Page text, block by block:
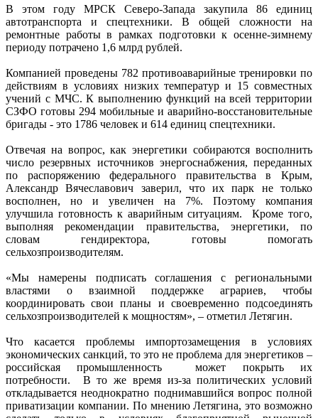
В этом году МРСК Северо-Запада закупила 86 единиц
автотранспорта и спецтехники. В общей сложности на
ремонтные работы в рамках подготовки к осенне-зимнему
периоду потрачено 1,6 млрд рублей.
Компанией проведены 782 противоаварийные тренировки по
действиям в условиях низких температур и 15 совместных
учений с МЧС. К выполнению функций на всей территории
СЗФО готовы 294 мобильные и аварийно-восстановительные
бригады - это 1786 человек и 614 единиц спецтехники.
Отвечая на вопрос, как энергетики собираются восполнить
число резервных источников энергоснабжения, переданных
по распоряжению федерального правительства в Крым,
Александр Вячеславович заверил, что их парк не только
восполнен, но и увеличен на 7%. Поэтому компания
улучшила готовность к аварийным ситуациям. Кроме того,
выполняя рекомендации правительства, энергетики, по
словам гендиректора, готовы помогать
сельхозпроизводителям.
«Мы намерены подписать соглашения с региональными
властями о взаимной поддержке аграриев, чтобы
координировать свои планы и своевременно подсоединять
сельхозпроизводителей к мощностям», – отметил Летягин.
Что касается проблемы импортозамещения в условиях
экономических санкций, то это не проблема для энергетиков –
российская промышленность может покрыть их
потребности. В то же время из-за политических условий
откладывается неоднократно поднимавшийся вопрос полной
приватизации компании. По мнению Летягина, это возможно